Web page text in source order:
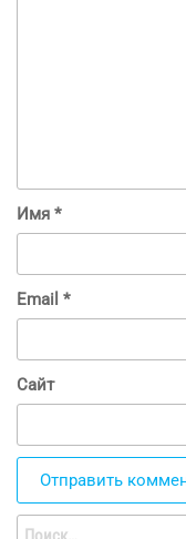
Имя *
Email *
Сайт
Найти: